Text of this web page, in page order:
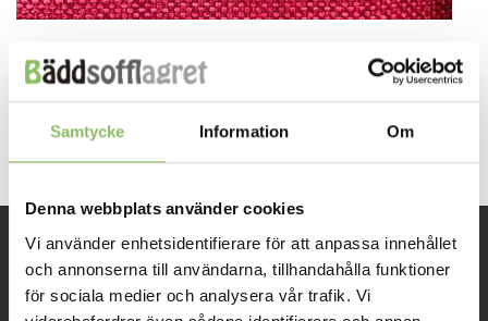
Samtycke Information Om
Denna webbplats använder cookies
Vi använder enhetsidentifierare för att anpassa innehållet
och annonserna till användarna, tillhandahålla funktioner
för sociala medier och analysera vår trafik. Vi
Both comments and trackbacks are currently closed.
←Previous
Next→
INFORMATION